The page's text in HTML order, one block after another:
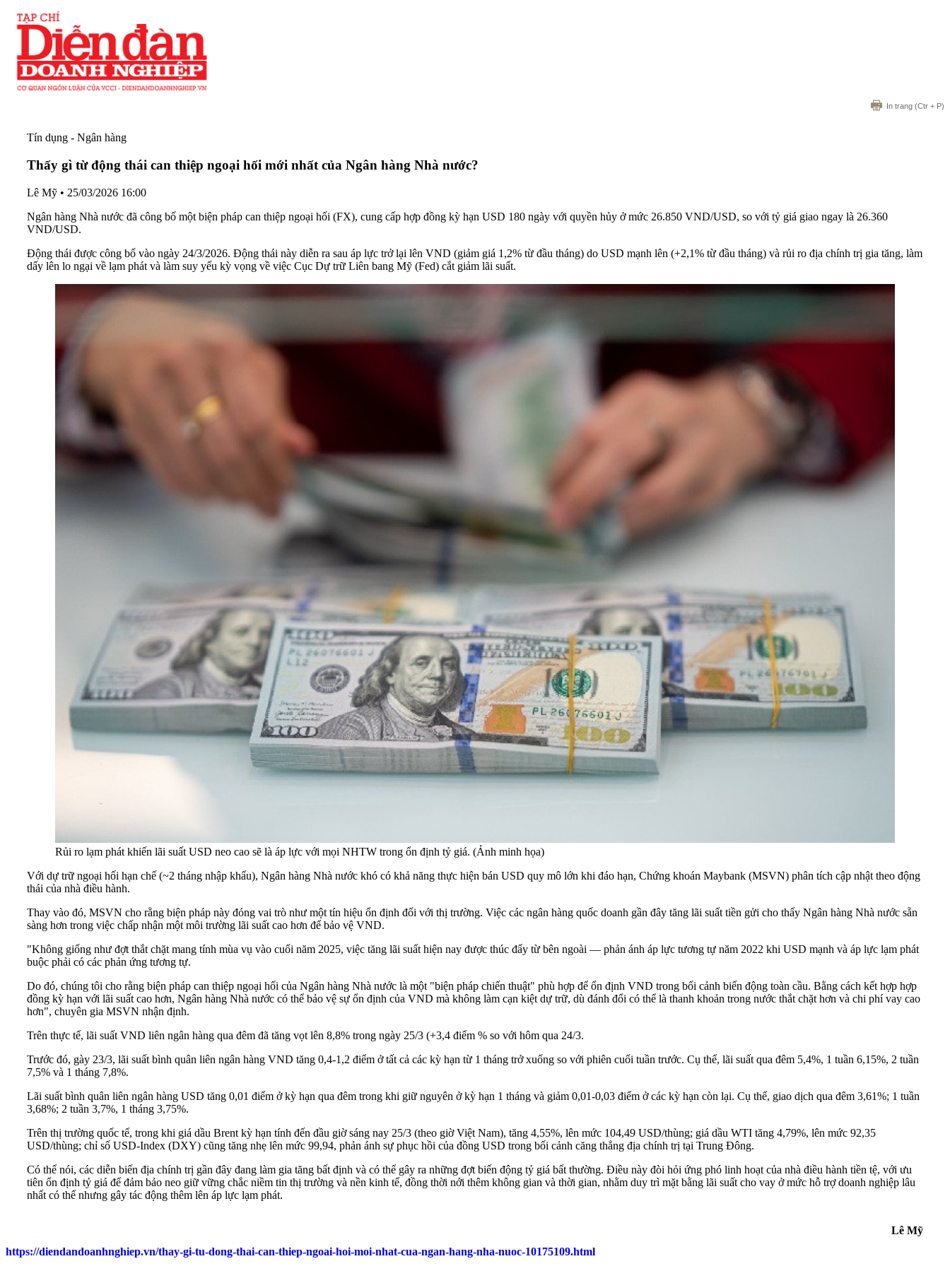
In trang (Ctr + P)
Tín dụng - Ngân hàng
Thấy gì từ động thái can thiệp ngoại hối mới nhất của Ngân hàng Nhà nước?
Lê Mỹ • 25/03/2026 16:00
Ngân hàng Nhà nước đã công bố một biện pháp can thiệp ngoại hối (FX), cung cấp hợp đồng kỳ hạn USD 180 ngày với quyền hủy ở mức 26.850 VND/USD, so với tỷ giá giao ngay là 26.360
VND/USD.
Động thái được công bố vào ngày 24/3/2026. Động thái này diễn ra sau áp lực trở lại lên VND (giảm giá 1,2% từ đầu tháng) do USD mạnh lên (+2,1% từ đầu tháng) và rủi ro địa chính trị gia tăng, làm
dấy lên lo ngại về lạm phát và làm suy yếu kỳ vọng về việc Cục Dự trữ Liên bang Mỹ (Fed) cắt giảm lãi suất.
Rủi ro lạm phát khiến lãi suất USD neo cao sẽ là áp lực với mọi NHTW trong ổn định tỷ giá. (Ảnh minh họa)
Với dự trữ ngoại hối hạn chế (~2 tháng nhập khẩu), Ngân hàng Nhà nước khó có khả năng thực hiện bán USD quy mô lớn khi đáo hạn, Chứng khoán Maybank (MSVN) phân tích cập nhật theo động
thái của nhà điều hành.
Thay vào đó, MSVN cho rằng biện pháp này đóng vai trò như một tín hiệu ổn định đối với thị trường. Việc các ngân hàng quốc doanh gần đây tăng lãi suất tiền gửi cho thấy Ngân hàng Nhà nước sẵn
sàng hơn trong việc chấp nhận một môi trường lãi suất cao hơn để bảo vệ VND.
"Không giống như đợt thắt chặt mang tính mùa vụ vào cuối năm 2025, việc tăng lãi suất hiện nay được thúc đẩy từ bên ngoài — phản ánh áp lực tương tự năm 2022 khi USD mạnh và áp lực lạm phát
buộc phải có các phản ứng tương tự.
Do đó, chúng tôi cho rằng biện pháp can thiệp ngoại hối của Ngân hàng Nhà nước là một "biện pháp chiến thuật" phù hợp để ổn định VND trong bối cảnh biến động toàn cầu. Bằng cách kết hợp hợp
đồng kỳ hạn với lãi suất cao hơn, Ngân hàng Nhà nước có thể bảo vệ sự ổn định của VND mà không làm cạn kiệt dự trữ, dù đánh đổi có thể là thanh khoản trong nước thắt chặt hơn và chi phí vay cao
hơn", chuyên gia MSVN nhận định.
Trên thực tế, lãi suất VND liên ngân hàng qua đêm đã tăng vọt lên 8,8% trong ngày 25/3 (+3,4 điểm % so với hôm qua 24/3.
Trước đó, gày 23/3, lãi suất bình quân liên ngân hàng VND tăng 0,4-1,2 điểm ở tất cả các kỳ hạn từ 1 tháng trở xuống so với phiên cuối tuần trước. Cụ thể, lãi suất qua đêm 5,4%, 1 tuần 6,15%, 2 tuần
7,5% và 1 tháng 7,8%.
Lãi suất bình quân liên ngân hàng USD tăng 0,01 điểm ở kỳ hạn qua đêm trong khi giữ nguyên ở kỳ hạn 1 tháng và giảm 0,01-0,03 điểm ở các kỳ hạn còn lại. Cụ thể, giao dịch qua đêm 3,61%; 1 tuần
3,68%; 2 tuần 3,7%, 1 tháng 3,75%.
Trên thị trường quốc tế, trong khi giá dầu Brent kỳ hạn tính đến đầu giờ sáng nay 25/3 (theo giờ Việt Nam), tăng 4,55%, lên mức 104,49 USD/thùng; giá dầu WTI tăng 4,79%, lên mức 92,35
USD/thùng; chỉ số USD-Index (DXY) cũng tăng nhẹ lên mức 99,94, phản ánh sự phục hồi của đồng USD trong bối cảnh căng thẳng địa chính trị tại Trung Đông.
Có thể nói, các diễn biến địa chính trị gần đây đang làm gia tăng bất định và có thể gây ra những đợt biến động tỷ giá bất thường. Điều này đòi hỏi ứng phó linh hoạt của nhà điều hành tiền tệ, với ưu
tiên ổn định tỷ giá để đảm bảo neo giữ vững chắc niềm tin thị trường và nền kinh tế, đồng thời nới thêm không gian và thời gian, nhằm duy trì mặt bằng lãi suất cho vay ở mức hỗ trợ doanh nghiệp lâu
nhất có thể nhưng gây tác động thêm lên áp lực lạm phát.
Lê Mỹ
https://diendandoanhnghiep.vn/thay-gi-tu-dong-thai-can-thiep-ngoai-hoi-moi-nhat-cua-ngan-hang-nha-nuoc-10175109.html